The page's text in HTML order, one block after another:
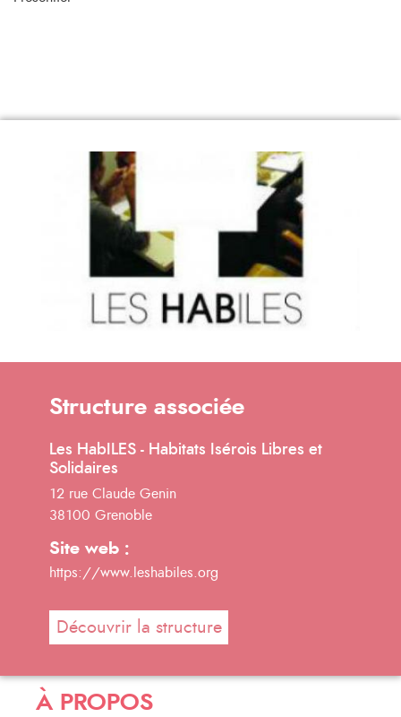
Structure associée
Les HabILES - Habitats Isérois Libres et
Solidaires
12 rue Claude Genin
38100 Grenoble
Site web :
https://www.leshabiles.org
Découvrir la structure
À PROPOS